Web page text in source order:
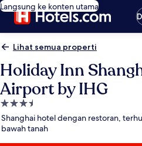
Langsung ke konten utama
Lihat semua properti
Holiday Inn
Airport by IHG
Properti
bintang
3.5
Shanghai hotel dengan restoran,
bawah tanah